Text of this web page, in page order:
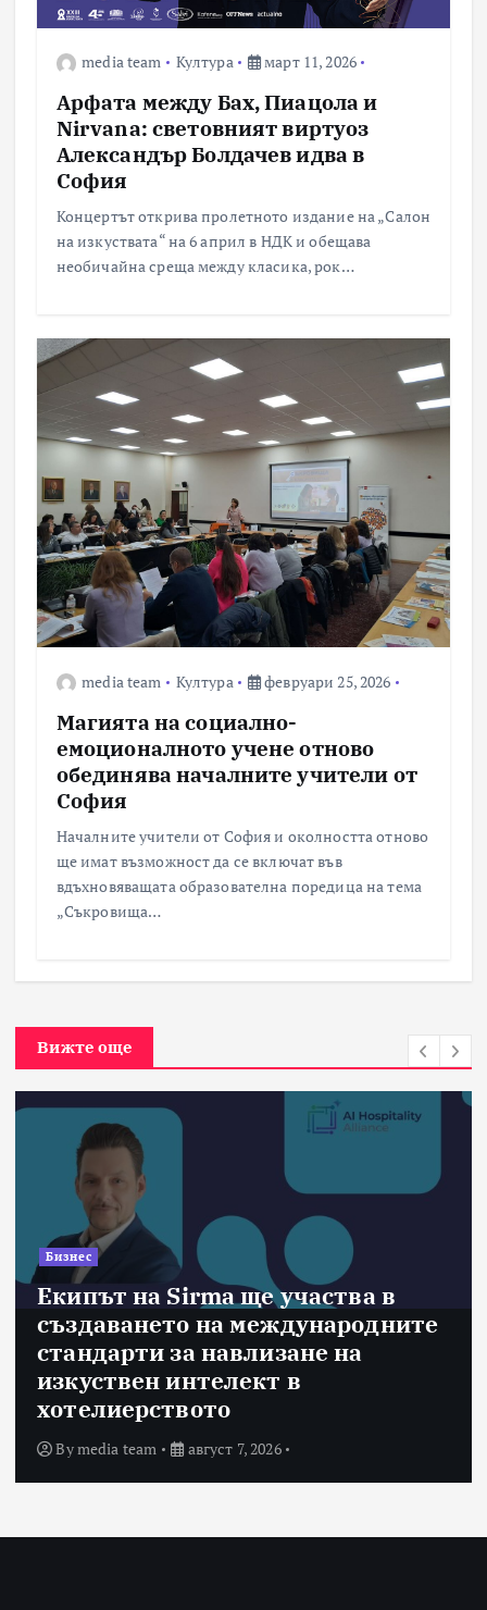
media team Култура март 11, 2026
Арфата между Бах, Пиацола и
Nirvana: световният виртуоз
Александър Болдачев идва в
София
Концертът открива пролетното издание на „Салон
на изкуствата“ на 6 април в НДК и обещава
необичайна среща между класика, рок…
media team Култура февруари 25, 2026
Магията на социално-
емоционалното учене отново
обединява началните учители от
София
Началните учители от София и околността отново
ще имат възможност да се включат във
вдъхновяващата образователна поредица на тема
„Съкровища…
Вижте още
Бизнес
Екипът на Sirma ще участва в
създаването на международните
стандарти за навлизане на
изкуствен интелект в
хотелиерството
Bymedia team август 7, 2026